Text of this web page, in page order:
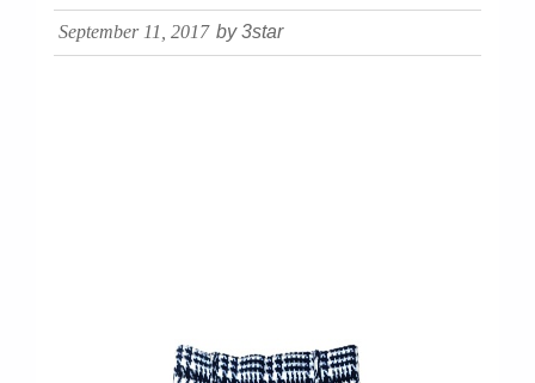
September 11, 2017 by 3star